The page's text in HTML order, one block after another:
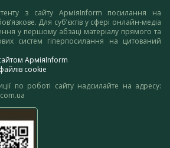
з сайту АрміяInform посилання на
Для суб’єктів у сфері онлайн-медіа
у першому абзаці матеріалу прямого та
систем гіперпосилання на цитований
АрміяInform
cookie
по роботі сайту надсилайте на адресу: